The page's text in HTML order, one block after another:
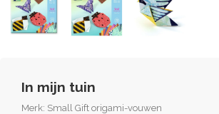
In mijn tuin
Merk: Small Gift origami-vouwen